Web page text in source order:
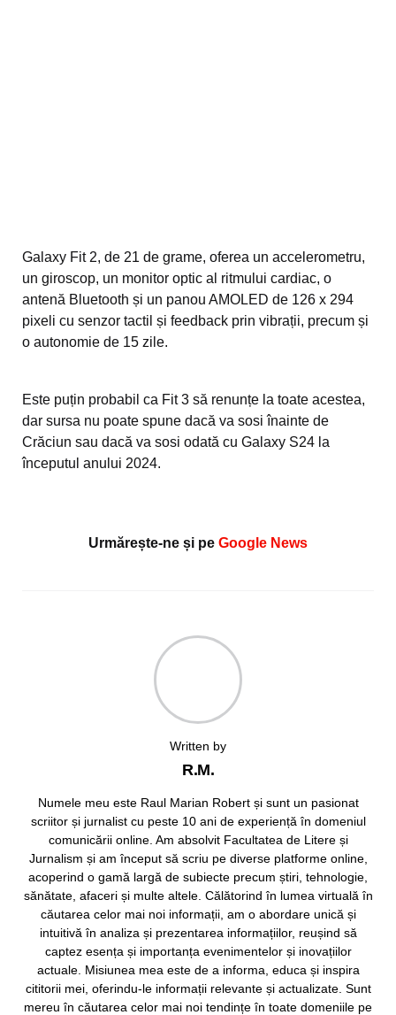
Galaxy Fit 2, de 21 de grame, oferea un accelerometru,
un giroscop, un monitor optic al ritmului cardiac, o
antenă Bluetooth și un panou AMOLED de 126 x 294
pixeli cu senzor tactil și feedback prin vibrații, precum și
o autonomie de 15 zile.
Este puțin probabil ca Fit 3 să renunțe la toate acestea,
dar sursa nu poate spune dacă va sosi înainte de
Crăciun sau dacă va sosi odată cu Galaxy S24 la
începutul anului 2024.
Urmărește-ne și pe Google News
Written by
R.M.
Numele meu este Raul Marian Robert și sunt un pasionat
scriitor și jurnalist cu peste 10 ani de experiență în domeniul
comunicării online. Am absolvit Facultatea de Litere și
Jurnalism și am început să scriu pe diverse platforme online,
acoperind o gamă largă de subiecte precum știri, tehnologie,
sănătate, afaceri și multe altele. Călătorind în lumea virtuală în
căutarea celor mai noi informații, am o abordare unică și
intuitivă în analiza și prezentarea informațiilor, reușind să
captez esența și importanța evenimentelor și inovațiilor
actuale. Misiunea mea este de a informa, educa și inspira
cititorii mei, oferindu-le informații relevante și actualizate. Sunt
mereu în căutarea celor mai noi tendințe în toate domeniile pe